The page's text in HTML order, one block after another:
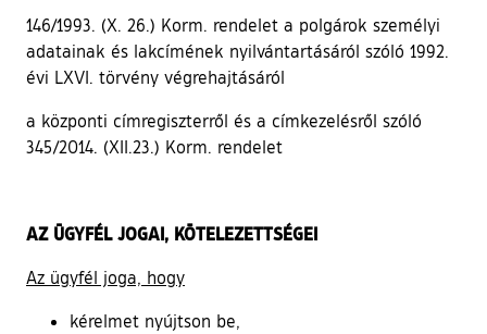
146/1993. (X. 26.) Korm. rendelet a polgárok személyi
adatainak és lakcímének nyilvántartásáról szóló 1992.
évi LXVI. törvény végrehajtásáról
a központi címregiszterről és a címkezelésről szóló
345/2014. (XII.23.) Korm. rendelet
AZ ÜGYFÉL JOGAI, KÖTELEZETTSÉGEI
Az ügyfél joga, hogy
kérelmet nyújtson be,